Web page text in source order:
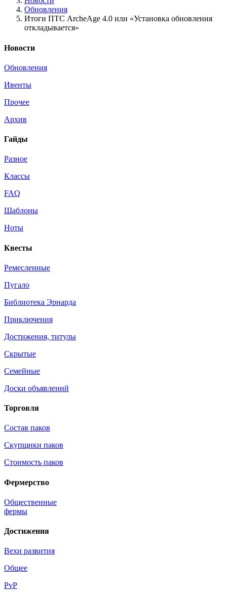
Обновления
Итоги ПТС ArcheAge 4.0 или «Установка обновления
откладывается»
Новости
Обновления
Ивенты
Прочее
Архив
Гайды
Разное
Классы
FAQ
Шаблоны
Ноты
Квесты
Ремесленные
Пугало
Библиотека Эрнарда
Приключения
Достижения, титулы
Скрытые
Семейные
Доски объявлений
Торговля
Состав паков
Скупщики паков
Стоимость паков
Фермерство
Общественные
фермы
Достижения
Вехи развития
Общее
PvP